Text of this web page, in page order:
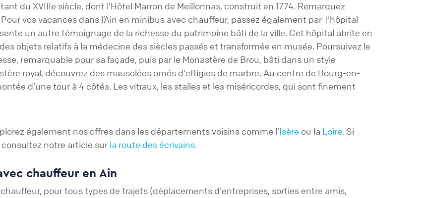
du XVIIIe siècle, dont l'Hôtel Marron de Meillonnas, construit en 1774. Remarquez
vos vacances dans l’Ain en minibus avec chauffeur, passez également par l'hôpital
un autre témoignage de la richesse du patrimoine bâti de la ville. Cet hôpital abrite en
objets relatifs à la médecine des siècles passés et transformée en musée. Poursuivez le
remarquable pour sa façade, puis par le Monastère de Brou, bâti dans un style
royal, découvrez des mausolées ornés d'effigies de marbre. Au centre de Bourg-en-
d’une tour à 4 côtés. Les vitraux, les stalles et les miséricordes, qui sont finement
également nos offres dans les départements voisins comme l’Isère ou la Loire. Si
notre article sur la route des écrivains.
chauffeur en Ain
pour tous types de trajets (déplacements d'entreprises, sorties entre amis,